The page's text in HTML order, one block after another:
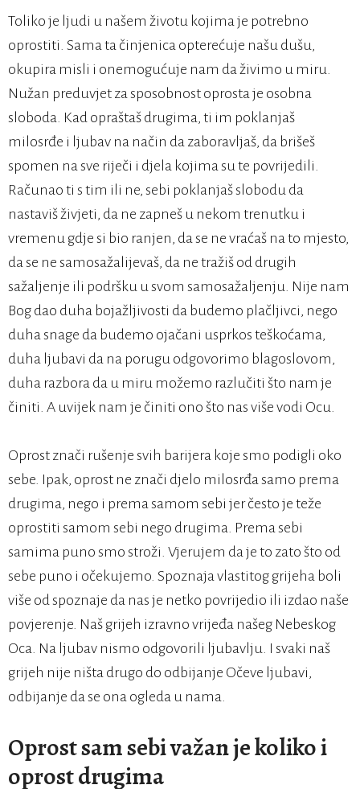
Toliko je ljudi u našem životu kojima je potrebno
oprostiti. Sama ta činjenica opterećuje našu dušu,
okupira misli i onemogućuje nam da živimo u miru.
Nužan preduvjet za sposobnost oprosta je osobna
sloboda. Kad opraštaš drugima, ti im poklanjaš
milosrđe i ljubav na način da zaboravljaš, da brišeš
spomen na sve riječi i djela kojima su te povrijedili.
Računao ti s tim ili ne, sebi poklanjaš slobodu da
nastaviš živjeti, da ne zapneš u nekom trenutku i
vremenu gdje si bio ranjen, da se ne vraćaš na to mjesto,
da se ne samosažalijevaš, da ne tražiš od drugih
sažaljenje ili podršku u svom samosažaljenju. Nije nam
Bog dao duha bojažljivosti da budemo plačljivci, nego
duha snage da budemo ojačani usprkos teškoćama,
duha ljubavi da na porugu odgovorimo blagoslovom,
duha razbora da u miru možemo razlučiti što nam je
činiti. A uvijek nam je činiti ono što nas više vodi Ocu.
Oprost znači rušenje svih barijera koje smo podigli oko
sebe. Ipak, oprost ne znači djelo milosrđa samo prema
drugima, nego i prema samom sebi jer često je teže
oprostiti samom sebi nego drugima. Prema sebi
samima puno smo stroži. Vjerujem da je to zato što od
sebe puno i očekujemo. Spoznaja vlastitog grijeha boli
više od spoznaje da nas je netko povrijedio ili izdao naše
povjerenje. Naš grijeh izravno vrijeđa našeg Nebeskog
Oca. Na ljubav nismo odgovorili ljubavlju. I svaki naš
grijeh nije ništa drugo do odbijanje Očeve ljubavi,
odbijanje da se ona ogleda u nama.
Oprost sam sebi važan je koliko i
oprost drugima